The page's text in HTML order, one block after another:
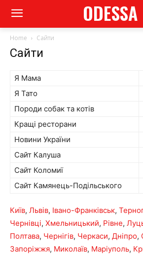
ODESSA
Home Сайти
Сайти
Я Мама
Я Тато
Породи собак та котів
Кращі ресторани
Новини України
Сайт Калуша
Сайт Коломиї
Сайт Камянець-Подільського
Київ, Львів, Івано-Франківськ,
Чернівці, Хмельницький, Рівне,
Полтава, Чернігів, Черкаси, Дніпро,
Запоріжжя, Миколаїв, Маріуполь,